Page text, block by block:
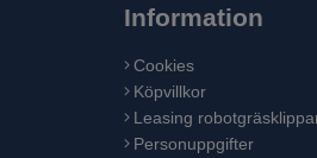
Information
Cookies
Köpvillkor
Leasing
Personuppgifter